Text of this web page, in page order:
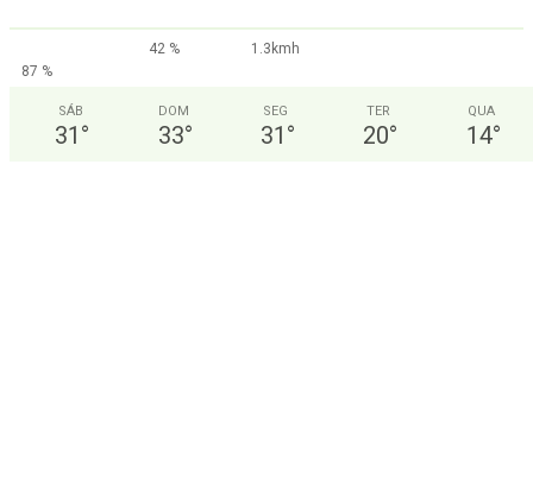
42 %
1.3kmh
87 %
SÁB
31 °
DOM
33°
SEG
31 °
TER
20°
QUA
14°